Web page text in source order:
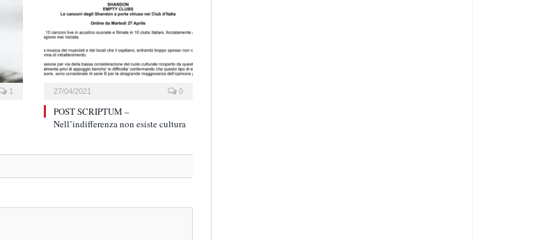
1 27/04/2021 0
POST SCRIPTUM –
Nell’indifferenza non esiste cultura